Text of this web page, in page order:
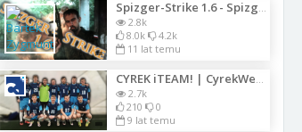
Spizger-Strike 1.6 - Spizgersi YouTube
2.8k
8.0k
4.2k
11 lat temu
2.7k
210
0
9 lat temu